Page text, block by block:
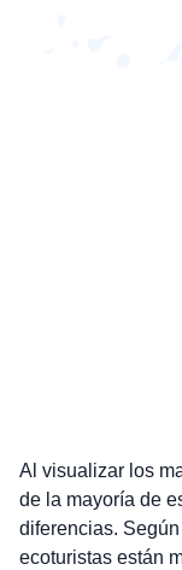
Al visualizar los
de la mayoría de
diferencias.
ecoturistas están